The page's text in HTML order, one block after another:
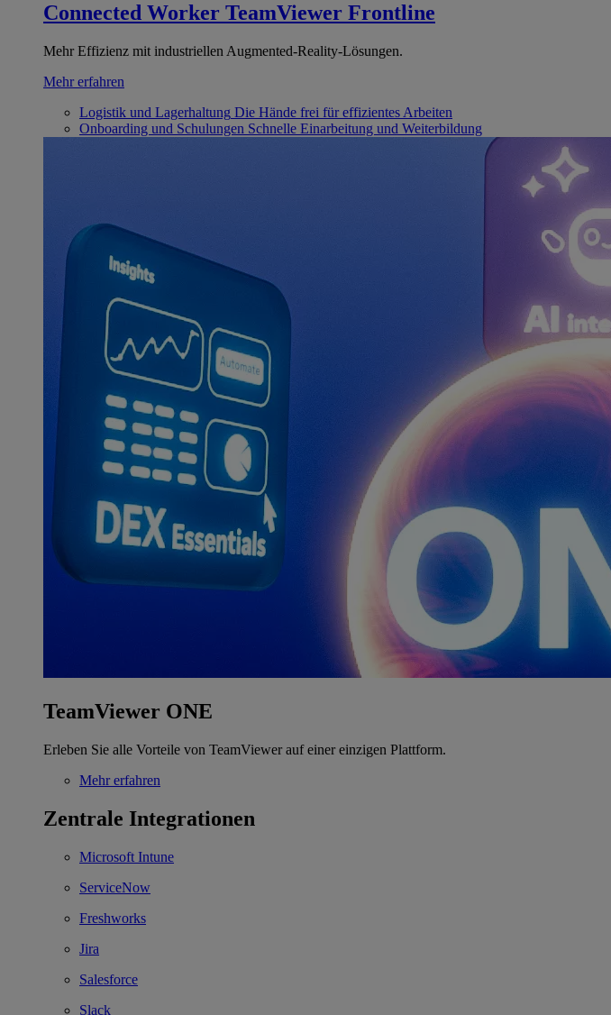
Connected Worker TeamViewer Frontline
Mehr Effizienz mit industriellen Augmented-Reality-Lösungen.
Mehr erfahren
Logistik und Lagerhaltung Die Hände frei für effizientes Arbeiten
Onboarding und Schulungen Schnelle Einarbeitung und Weiterbildung
TeamViewer ONE
Erleben Sie alle Vorteile von TeamViewer auf einer einzigen Plattform.
Mehr erfahren
Zentrale Integrationen
Microsoft Intune
ServiceNow
Freshworks
Jira
Salesforce
Slack